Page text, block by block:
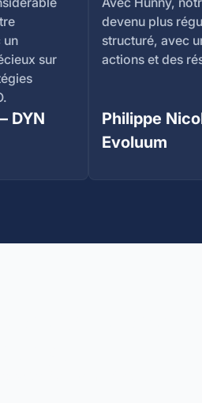
un
sur
DYN
devenu plus
structuré, avec
actions et des
Philippe
Evoluum